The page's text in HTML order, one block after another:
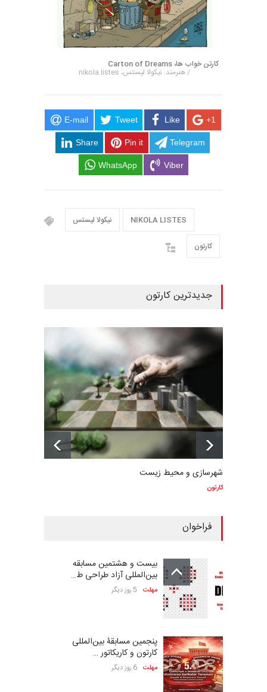
کارتن خواب ها، Carton of Dreams
/ هنرمند: نیکولا لیستس، nikola listes
E-mail Tweet Like +1
Share Pin it Telegram
WhatsApp Viber
نیکولا لیستس NIKOLA LISTES
کارتون
جدیدترین کارتون
شهرسازی و محیط زیست
کارتون
فراخوان
بیست و هشتمین مسابقه
بین‌المللی آزاد طراحی ط…
مهلت 5 روز دیگر
پنجمین مسابقۀ بین‌المللی
کارتون و کاریکاتور …
مهلت 6 روز دیگر